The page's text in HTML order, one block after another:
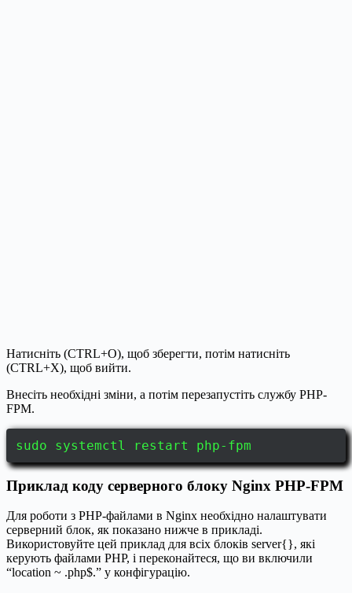
Натисніть (CTRL+O), щоб зберегти, потім натисніть
(CTRL+X), щоб вийти.
Внесіть необхідні зміни, а потім перезапустіть службу PHP-
FPM.
sudo systemctl restart php-fpm
Приклад коду серверного блоку Nginx PHP-FPM
Для роботи з PHP-файлами в Nginx необхідно налаштувати
серверний блок, як показано нижче в прикладі.
Використовуйте цей приклад для всіх блоків server{}, які
керують файлами PHP, і переконайтеся, що ви включили
“location ~ .php$.” у конфігурацію.